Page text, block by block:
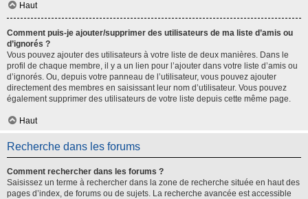
Haut
Comment puis-je ajouter/supprimer des utilisateurs de ma liste d’amis ou
d’ignorés ?
Vous pouvez ajouter des utilisateurs à votre liste de deux manières. Dans le
profil de chaque membre, il y a un lien pour l’ajouter dans votre liste d’amis ou
d’ignorés. Ou, depuis votre panneau de l’utilisateur, vous pouvez ajouter
directement des membres en saisissant leur nom d’utilisateur. Vous pouvez
également supprimer des utilisateurs de votre liste depuis cette même page.
Haut
Recherche dans les forums
Comment rechercher dans les forums ?
Saisissez un terme à rechercher dans la zone de recherche située en haut des
pages d’index, de forums ou de sujets. La recherche avancée est accessible